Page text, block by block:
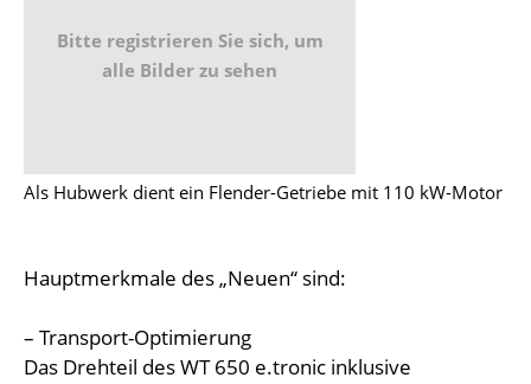
Bitte registrieren Sie sich, um
alle Bilder zu sehen
Als Hubwerk dient ein Flender-Getriebe mit 110 kW-Motor
Hauptmerkmale des „Neuen“ sind:
– Transport-Optimierung
Das Drehteil des WT 650 e.tronic inklusive